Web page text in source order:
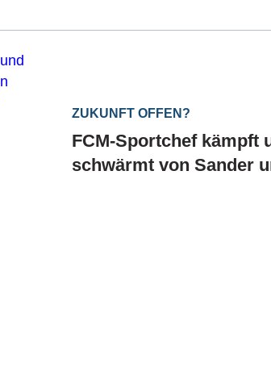
ZUKUNFT OFFEN?
FCM-Sportchef kämpft
schwärmt von Sander